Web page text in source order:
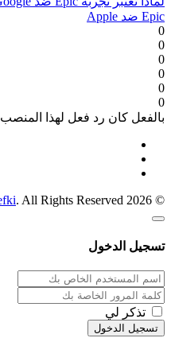
Epic ضد Apple
0
0
0
0
0
0
بالفعل كان رد فعل لهذا
© 2026
. All Rights Reserved
تسجيل الدخول
تذكر لي